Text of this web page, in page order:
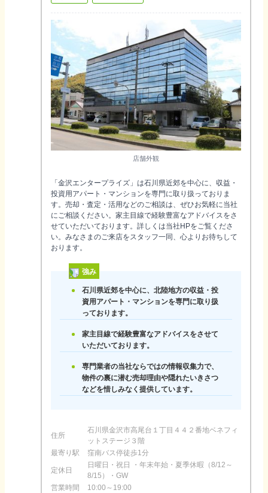
店舗外観
「金沢エンタープライズ」は石川県近郊を中心に、収益・
投資用アパート・マンションを専門に取り扱っておりま
す。売却・査定・活用などのご相談は、ぜひお気軽に当社
にご相談ください。家主目線で経験豊富なアドバイスをさ
せていただいております。詳しくは当社HPをご覧くださ
い。みなさまのご来店をスタッフ一同、心よりお待ちして
おります。
強み
石川県近郊を中心に、北陸地方の収益・投
資用アパート・マンションを専門に取り扱
っております。
家主目線で経験豊富なアドバイスをさせて
いただいております。
専門業者の当社ならではの情報収集力で、
物件の裏に潜む売却理由や隠れたいきさつ
などを惜しみなく提供しています。
住所
石川県金沢市高尾台１丁目４４２番地ベネフィ
ットステージ３階
最寄り駅
窪南バス停徒歩1分
定休日
日曜日・祝日 ・年末年始・夏季休暇（8/12～
8/15）・GW
営業時間
10:00～19:00